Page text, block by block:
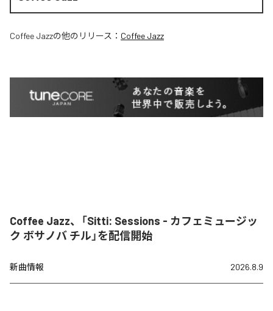
Coffee Jazzの他のリリース： Coffee Jazz
Coffee Jazz、「Sitti: Sessions - カフェミュージッ
ク ボサノバ チル」を配信開始
新曲情報 2026.8.9